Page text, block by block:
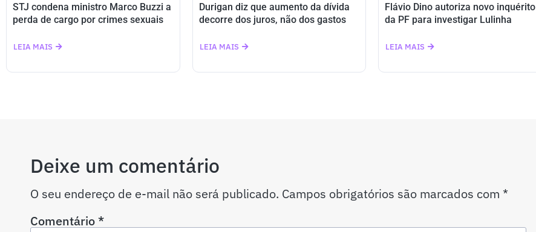
STJ condena ministro Marco Buzzi a
perda de cargo por crimes sexuais
LEIA MAIS
Durigan diz que aumento da dívida
decorre dos juros, não dos gastos
LEIA MAIS
Flávio Dino autoriza novo inquérito
da PF para investigar Lulinha
LEIA MAIS
Deixe um comentário
O seu endereço de e-mail não será publicado. Campos obrigatórios são marcados com *
Comentário*